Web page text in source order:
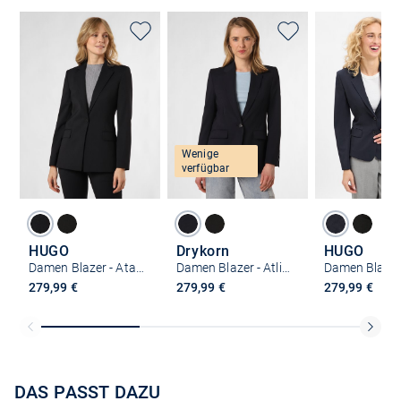
HUGO
279,99 €
Wenige
verfügbar
Drykorn
279,99 €
HUGO
279,99 €
DAS PASST DAZU